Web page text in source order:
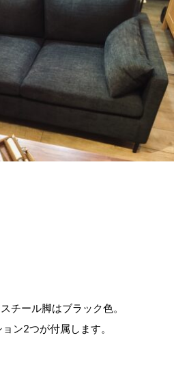
チール脚はブラック色。
ン2つが付属します。